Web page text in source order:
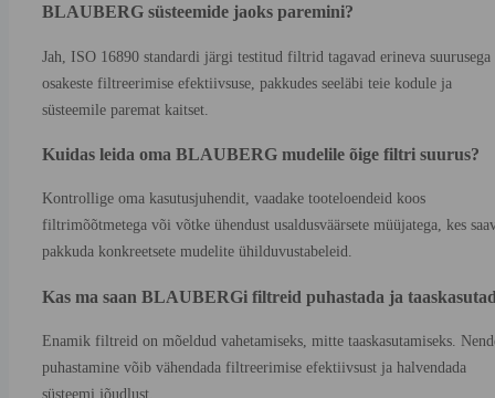
BLAUBERG süsteemide jaoks paremini?
Jah, ISO 16890 standardi järgi testitud filtrid tagavad erineva suurusega
osakeste filtreerimise efektiivsuse, pakkudes seeläbi teie kodule ja
süsteemile paremat kaitset.
Kuidas leida oma BLAUBERG mudelile õige filtri suurus?
Kontrollige oma kasutusjuhendit, vaadake tooteloendeid koos
filtrimõõtmetega või võtke ühendust usaldusväärsete müüjatega, kes
pakkuda konkreetsete mudelite ühilduvustabeleid.
Kas ma saan BLAUBERGi filtreid puhastada ja
Enamik filtreid on mõeldud vahetamiseks, mitte taaskasutamiseks.
puhastamine võib vähendada filtreerimise efektiivsust ja halvendada
süsteemi jõudlust.